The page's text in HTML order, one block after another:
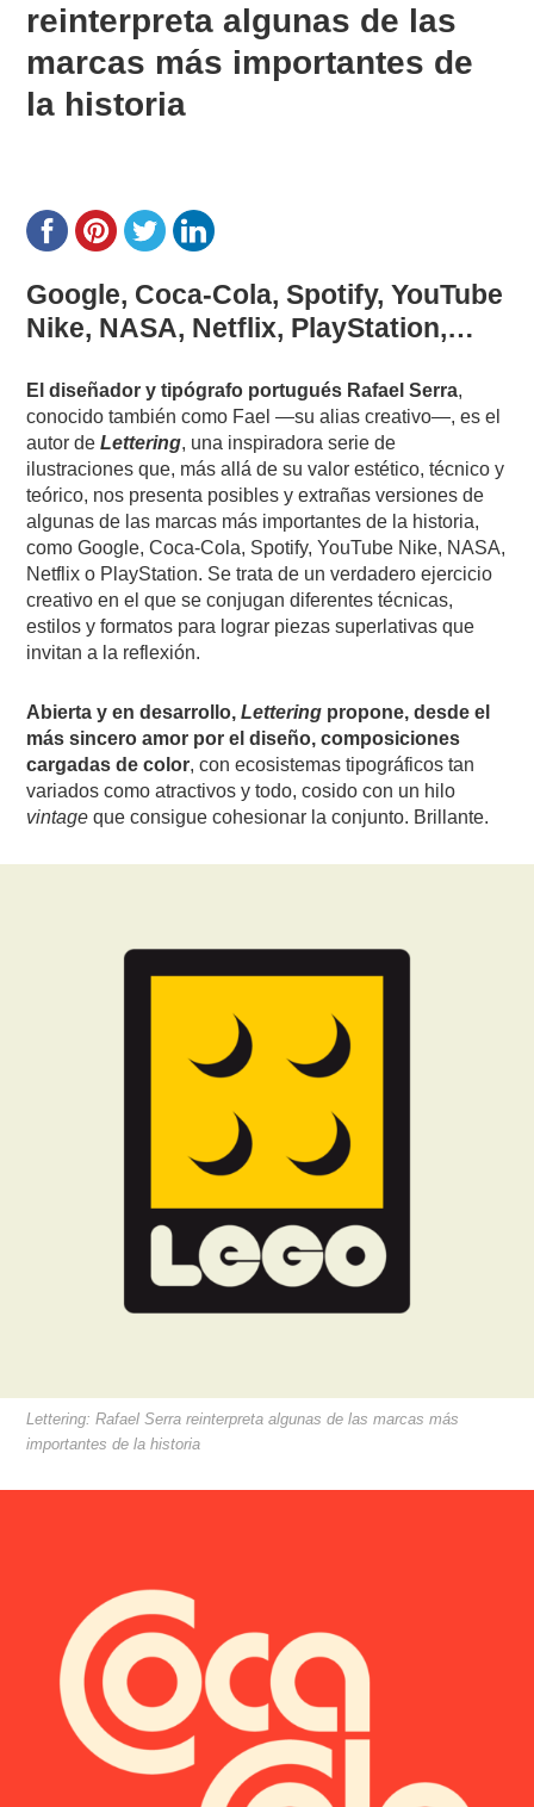
reinterpreta algunas de las
marcas más importantes de
la historia
Google, Coca-Cola, Spotify, YouTube
Nike, NASA, Netflix, PlayStation,…
El diseñador y tipógrafo portugués Rafael Serra,
conocido también como Fael —su alias creativo—, es el
autor deLettering, una inspiradora serie de
ilustraciones que, más allá de su valor estético, técnico y
teórico, nos presenta posibles y extrañas versiones de
algunas de las marcas más importantes de la historia,
como Google, Coca-Cola, Spotify, YouTube Nike, NASA,
Netflix o PlayStation. Se trata de un verdadero ejercicio
creativo en el que se conjugan diferentes técnicas,
estilos y formatos para lograr piezas superlativas que
invitan a la reflexión.
Abierta y en desarrollo,Lettering propone, desde el
más sincero amor por el diseño, composiciones
cargadas de color, con ecosistemas tipográficos tan
variados como atractivos y todo, cosido con un hilo
vintage que consigue cohesionar la conjunto. Brillante.
Lettering: Rafael Serra reinterpreta algunas de las marcas más
importantes de la historia